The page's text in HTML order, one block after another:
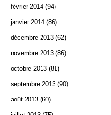
février 2014 (94)
janvier 2014 (86)
décembre 2013 (62)
novembre 2013 (86)
octobre 2013 (81)
septembre 2013 (90)
août 2013 (60)